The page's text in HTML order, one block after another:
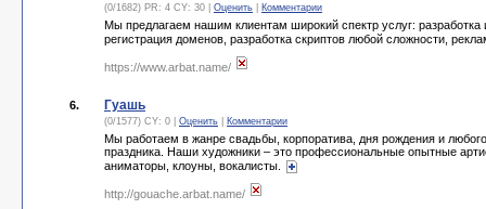
(0/1682) PR: 4 CY: 30 | Оценить Комментарии
Мы предлагаем нашим клиентам широкий спектр услуг: разработка
регистрация доменов, разработка скриптов любой сложности,
https://www.arbat.name/
6. Гуашь
(0/1577) CY: 0 | Оценить Комментарии
Мы работаем в жанре свадьбы, корпоратива, дня рождения и любого
праздника. Наши художники – это профессиональные опытные
аниматоры, клоуны, вокалисты.
http://gouache.arbat.name/